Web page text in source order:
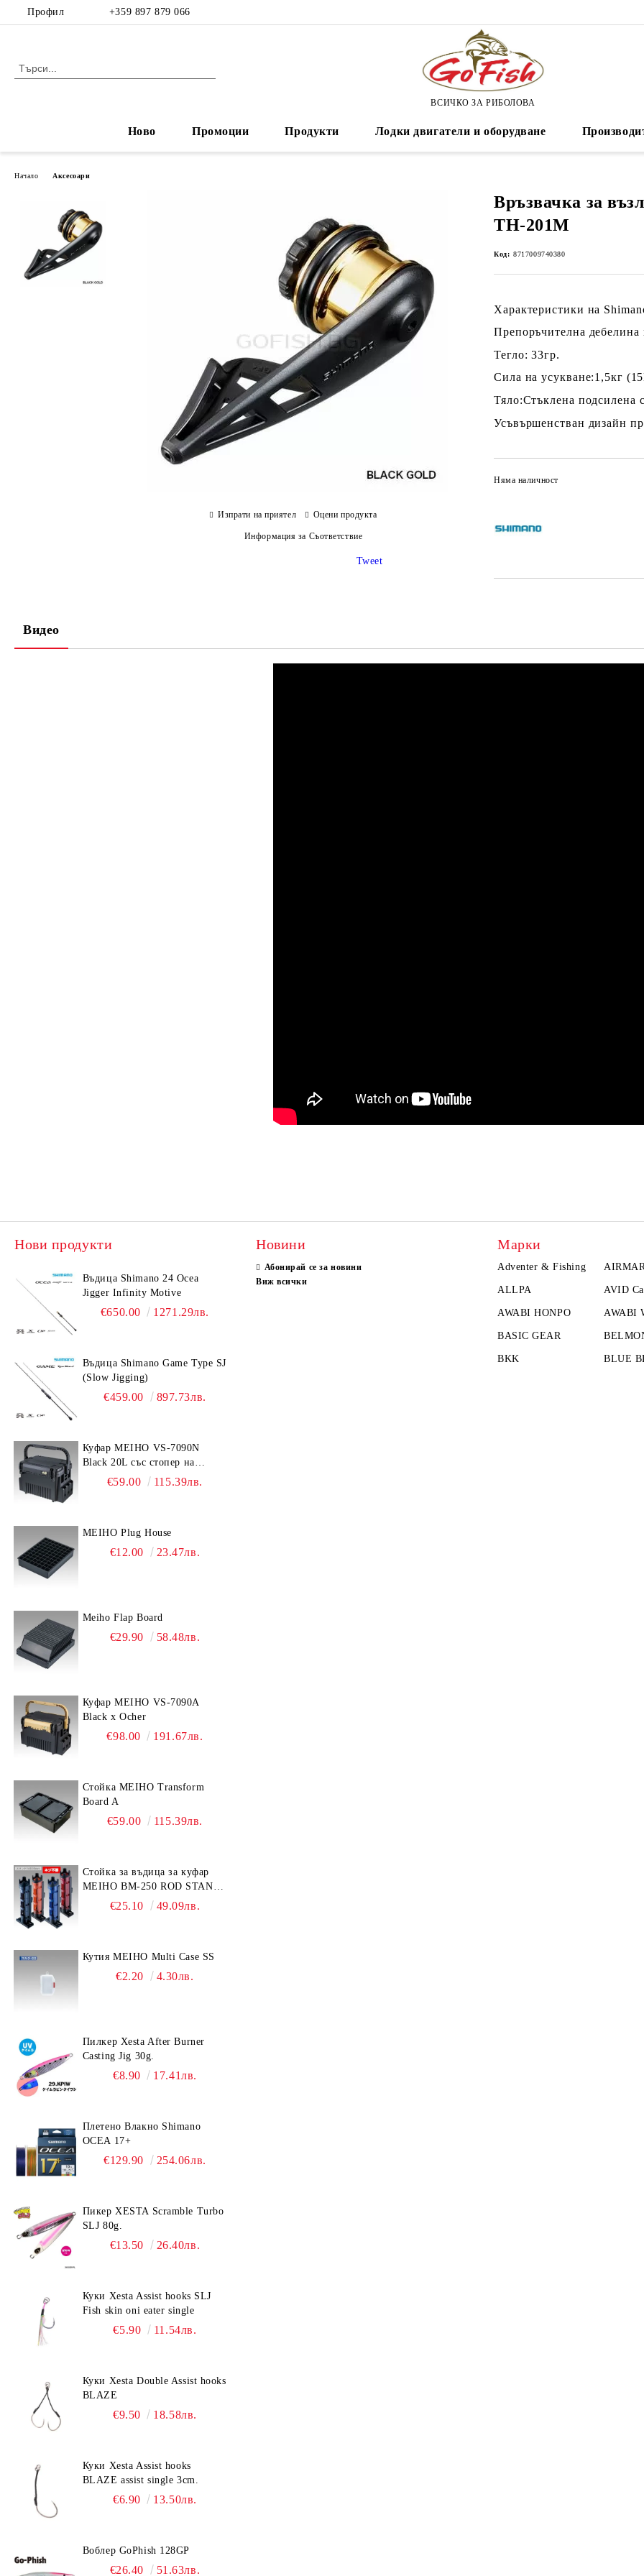
Профил +359 897 879 066
ВСИЧКО ЗА РИБОЛОВА
Ново Промоции Продукти Лодки двигатели и оборудване
Начало Аксесоари
Връзвачка за
TH-201M
Код: 8717009740380
Характеристики на
Препоръчителна
Тегло: 33гр.
Сила на усукване:1,5кг
Тяло:Стъклена подсилена
Усъвършенстван дизайн
Няма наличност
Изпрати на приятел Оцени продукта
Информация за Съответствие
Tweet
Видео
Нови продукти
Въдица Shimano 24 Ocea
Jigger Infinity Motive
€650.00 1271.29лв.
Въдица Shimano Game Type SJ
(Slow Jigging)
€459.00 897.73лв.
Куфар MEIHO VS-7090N
Black 20L със стопер на
дръжката€59.00 115.39лв.
MEIHO Plug House
€12.00 23.47лв.
Meiho Flap Board
€29.90 58.48лв.
Куфар MEIHO VS-7090A
Black x Ocher
€98.00 191.67лв.
Стойка MEIHO Transform
Board A
€59.00 115.39лв.
Стойка за въдица за куфар
MEIHO BM-250 ROD STAND
-Light Blue/Black color
€25.10 49.09лв.
Кутия MEIHO Multi Case SS
€2.20 4.30лв.
Пилкер Xesta After Burner
Casting Jig 30g.
€8.90 17.41лв.
Плетено Влакно Shimano
OCEA 17+
€129.90 254.06лв.
Пикер XESTA Scramble Turbo
SLJ 80g.
€13.50 26.40лв.
Куки Xesta Assist hooks SLJ
Fish skin oni eater single
€5.90 11.54лв.
Куки Xesta Double Assist hooks
BLAZE
€9.50 18.58лв.
Куки Xesta Assist hooks
BLAZE assist single 3cm.
€6.90 13.50лв.
Воблер GoPhish 128GP
€26.40 51.63лв.
Новини
Абонирай се за новини
Виж всички
Марки
Adventer & Fishing
ALLPA AVID
AWABI HONPO AWABI
BASIC GEAR
BKK BLUE